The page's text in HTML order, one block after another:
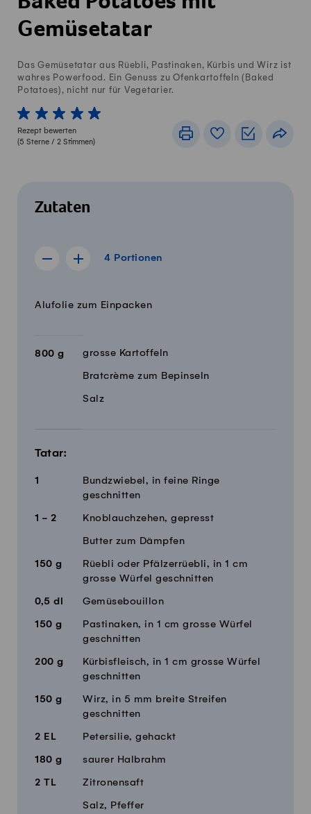
Gemüsetatar
Das Gemüsetatar aus Rüebli, Pastinaken, Kürbis und Wirz ist
wahres Powerfood. Ein Genuss zu Ofenkartoffeln (Baked
Potatoes), nicht nur für Vegetarier.
1 von 5 Sterne
2 von 5 Sterne
3 von 5 Sterne
4 von 5 Sterne
5 von 5 Sterne
Rezept bewerten
(5 Sterne / 2 Stimmen)
DruckenRezeptbuch
Zutaten
4 Portionen
Rezept für 3 Portionen anzeigen
Rezept für 5 Portionen anzeigen
4 Portionen
MengeZutaten
Alufolie zum Einpacken
800 g grosse Kartoffeln
Bratcrème zum Bepinseln
Salz
Tatar:
1
Bundzwiebel, in feine Ringe
geschnitten
1 - 2 Knoblauchzehen, gepresst
Butter zum Dämpfen
150 g
Rüebli oder Pfälzerrüebli, in 1 cm
grosse Würfel geschnitten
0,5 dl Gemüsebouillon
150 g
Pastinaken, in 1 cm grosse Würfel
geschnitten
200 g
Kürbisfleisch, in 1 cm grosse Würfel
geschnitten
150 g
Wirz, in 5 mm breite Streifen
geschnitten
2 EL Petersilie, gehackt
180 g saurer Halbrahm
2 TL Zitronensaft
Salz, Pfeffer